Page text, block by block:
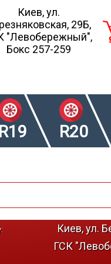
Киев, ул.
29Б,
"Левобережный",
Бокс 257-259
R20
Киев, ул.
ГСК